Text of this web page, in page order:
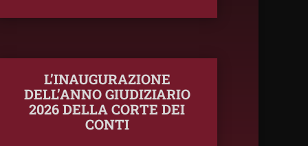
L’INAUGURAZIONE
DELL’ANNO GIUDIZIARIO
2026 DELLA CORTE DEI
CONTI